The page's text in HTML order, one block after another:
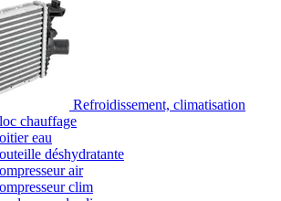
Refroidissement, climatisation
chauffage
eau
déshydratante
air
clim